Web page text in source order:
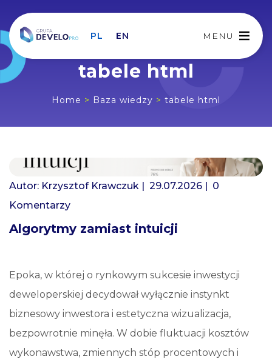
PL EN MENU
tabele html
Home > Baza wiedzy > tabele html
Autor: Krzysztof Krawczuk | 29.07.2026 | 0
Komentarzy
Algorytmy zamiast intuicji
Epoka, w której o rynkowym sukcesie inwestycji
deweloperskiej decydował wyłącznie instynkt
biznesowy inwestora i estetyczna wizualizacja,
bezpowrotnie minęła. W dobie fluktuacji kosztów
wykonawstwa, zmiennych stóp procentowych i